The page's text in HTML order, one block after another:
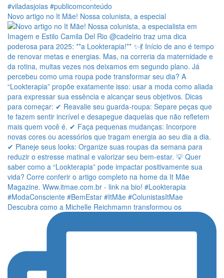
Novo artigo no It Mãe! Nossa colunista, a especial
Descubra como a Michelle Reichmamn transformou os